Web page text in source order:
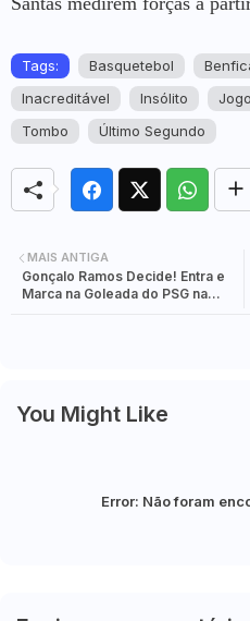
Tags: Basquetebol
Inacreditável
Insólito Jogo
Tombo
Último Segundo
MAIS ANTIGA
Gonçalo Ramos Decide! Entra e
Marca na Goleada do PSG na
You Might Like
Error: Não foram